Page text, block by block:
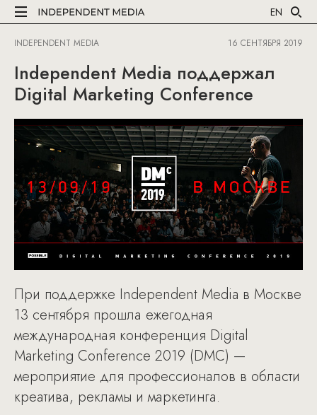
EN
INDEPENDENT MEDIA 16 СЕНТЯБРЯ 2019
Independent Media поддержал
Digital Marketing Conference
При поддержке Independent Media в Москве
13 сентября прошла ежегодная
международная конференция Digital
Marketing Conference 2019 (DMC) —
мероприятие для профессионалов в области
креатива, рекламы и маркетинга.